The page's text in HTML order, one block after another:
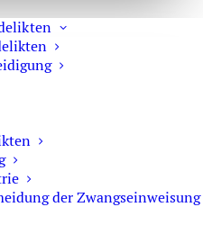
der Zwangseinweisung
Besitz
Inhalte